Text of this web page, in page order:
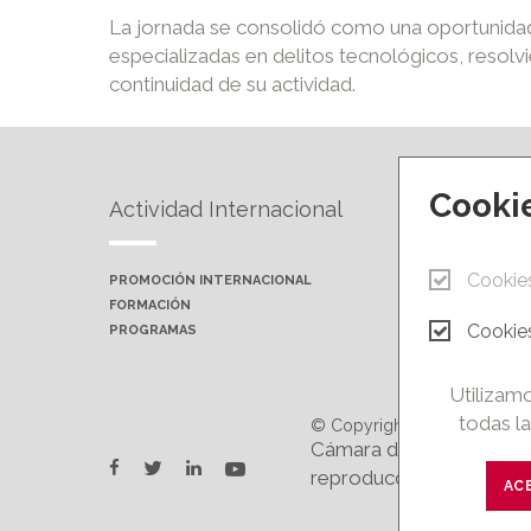
La jornada se consolidó como una
especializadas en delitos tecnológicos,
continuidad de su actividad.
Actividad Internacional
PROMOCIÓN INTERNACIONAL
FORMACIÓN
PROGRAMAS
CAMPUS
facebook
twitterlinkedinyoutube
© Copyright 2026.
Cámara de Comercio e
reproducción total o
todas